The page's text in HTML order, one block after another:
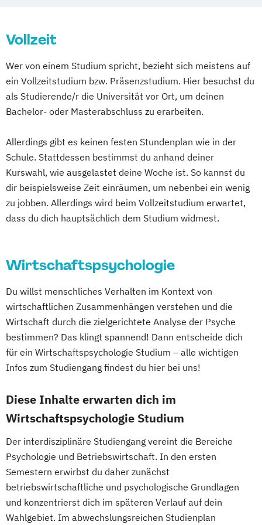
Vollzeit
Wer von einem Studium spricht, bezieht sich meistens auf
ein Vollzeitstudium bzw. Präsenzstudium. Hier besuchst du
als Studierende/r die Universität vor Ort, um deinen
Bachelor- oder Masterabschluss zu erarbeiten.
Allerdings gibt es keinen festen Stundenplan wie in der
Schule. Stattdessen bestimmst du anhand deiner
Kurswahl, wie ausgelastet deine Woche ist. So kannst du
dir beispielsweise Zeit einräumen, um nebenbei ein wenig
zu jobben. Allerdings wird beim Vollzeitstudium erwartet,
dass du dich hauptsächlich dem Studium widmest.
Wirtschaftspsychologie
Du willst menschliches Verhalten im Kontext von
wirtschaftlichen Zusammenhängen verstehen und die
Wirtschaft durch die zielgerichtete Analyse der Psyche
bestimmen? Das klingt spannend! Dann entscheide dich
für ein Wirtschaftspsychologie Studium – alle wichtigen
Infos zum Studiengang findest du hier bei uns!
Diese Inhalte erwarten dich im
Wirtschaftspsychologie Studium
Der interdisziplinäre Studiengang vereint die Bereiche
Psychologie und Betriebswirtschaft. In den ersten
Semestern erwirbst du daher zunächst
betriebswirtschaftliche und psychologische Grundlagen
und konzentrierst dich im späteren Verlauf auf dein
Wahlgebiet. Im abwechslungsreichen Studienplan